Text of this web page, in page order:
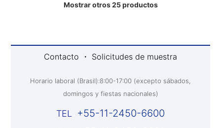
Mostrar otros 25 productos
Contacto ・ Solicitudes de muestra
Horario laboral (Brasil):8:00-17:00 (excepto sábados,
domingos y fiestas nacionales)
+55-11-2450-6600